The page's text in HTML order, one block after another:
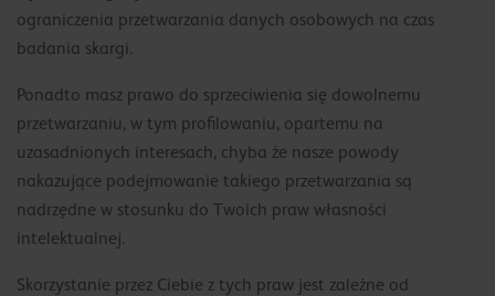
ograniczenia przetwarzania danych osobowych na czas
badania skargi.
Ponadto masz prawo do sprzeciwienia się dowolnemu
przetwarzaniu, w tym profilowaniu, opartemu na
uzasadnionych interesach, chyba że nasze powody
nakazujące podejmowanie takiego przetwarzania są
nadrzędne w stosunku do Twoich praw własności
intelektualnej.
Skorzystanie przez Ciebie z tych praw jest zależne od